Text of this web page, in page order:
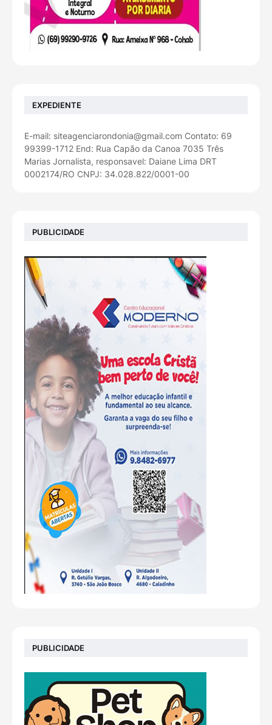
EXPEDIENTE
E-mail: siteagenciarondonia@gmail.com Contato: 69
99399-1712 End: Rua Capão da Canoa 7035 Três
Marias Jornalista, responsavel: Daiane Lima DRT
0002174/RO CNPJ: 34.028.822/0001-00
PUBLICIDADE
PUBLICIDADE